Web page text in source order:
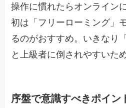
操作に慣れたらオンライン
初は「フリーローミング」
るのがおすすめ。いきなり
と上級者に倒されやすいた
序盤で意識すべきポイン